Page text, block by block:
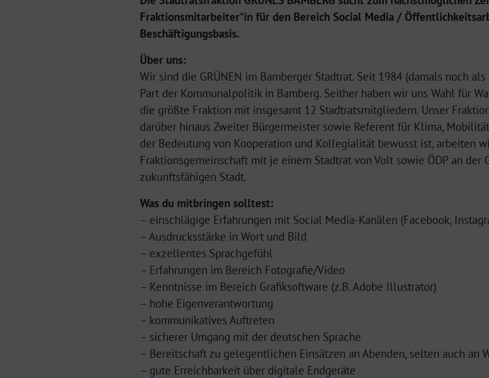
Fraktionsmitarbeiter*in für den Bereich Social Media /
Beschäftigungsbasis.
Über uns:
Wir sind die GRÜNEN im Bamberger Stadtrat. Seit 1984 (damals noch
Part der Kommunalpolitik in Bamberg. Seither haben wir uns Wahl für
die größte Fraktion mit insgesamt 12 Stadtratsmitgliedern. Unser
darüber hinaus Zweiter Bürgermeister sowie Referent für Klima,
der Bedeutung von Kooperation und Kollegialität bewusst ist, arbeiten
Fraktionsgemeinschaft mit je einem Stadtrat von Volt sowie ÖDP an
zukunftsfähigen Stadt.
Was du mitbringen solltest:
– einschlägige Erfahrungen mit Social Media-Kanälen (Facebook,
– Ausdrucksstärke in Wort und Bild
– exzellentes Sprachgefühl
– Erfahrungen im Bereich Fotografie/Video
– Kenntnisse im Bereich Grafiksoftware (z.B. Adobe Illustrator)
– hohe Eigenverantwortung
– kommunikatives Auftreten
– sicherer Umgang mit der deutschen Sprache
– Bereitschaft zu gelegentlichen Einsätzen an Abenden, selten auch an
– gute Erreichbarkeit über digitale Endgeräte